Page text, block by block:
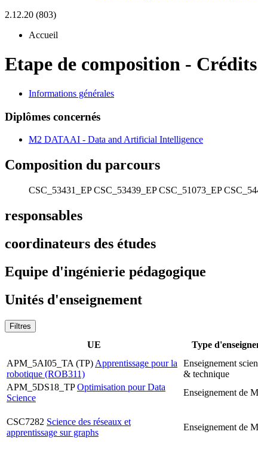
2.12.20 (803)
Accueil
Etape de composition -
Informations générales
Diplômes concernés
M2 DATAAI - Data and Artificial Intelligence
Composition du parcours
CSC_53431_EP CSC_53439_EP CSC_51073_EP
responsables
coordinateurs des études
Equipe d'ingénierie pédagogique
Unités d'enseignement
Filtres
UE Type
APM_5AI05_TA (TP) Apprentissage pour la
robotique (ROB311)
Enseignement
& technique
APM_5DS18_TP Optimisation pour Data
Science
Enseignement de
CSC7282 Science des réseaux et
apprentissage sur graphs
Enseignement de